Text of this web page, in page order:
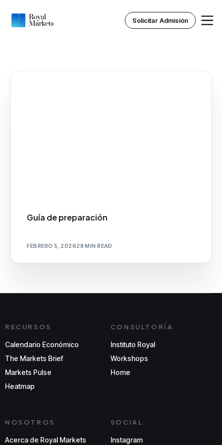
Solicitar Admisión
Guía de preparación
FEBRERO 5, 202628 MIN READ
RECURSOS
Calendario Económico
The Markets Brief
Markets Pulse
Heatmap
CONSULTORÍA
Instituto Royal
Workshops
Home
NOSOTROS
Acerca de Royal Markets
SOCIAL
Instagram